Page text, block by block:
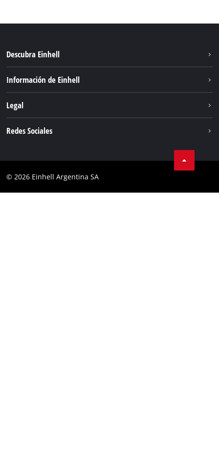
Descubra Einhell
Servicio
Información de Einhell
Einhell global
Legal
Cumplimiento
Redes Sociales
Instagram
© 2026 Einhell Argentina SA